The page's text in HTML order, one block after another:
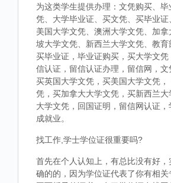
为这类学生提供办理：文凭购买、
凭、大学毕业证、买文凭、买毕业证
美国大学文凭、澳洲大学文凭、加
坡大学文凭、新西兰大学文凭、教育
买毕业证，毕业证购买，买大学文
信认证，留信认证办理，留信网，文
买英国大学文凭，买美国大学文凭，
凭，买加拿大大学文凭，买新西兰
大学文凭，回国证明，留信网认证
成就业。
找工作,学士学位证很重要吗?
首先在个人认知上，有总比没有好
确的的，因为学位证代表了你有相